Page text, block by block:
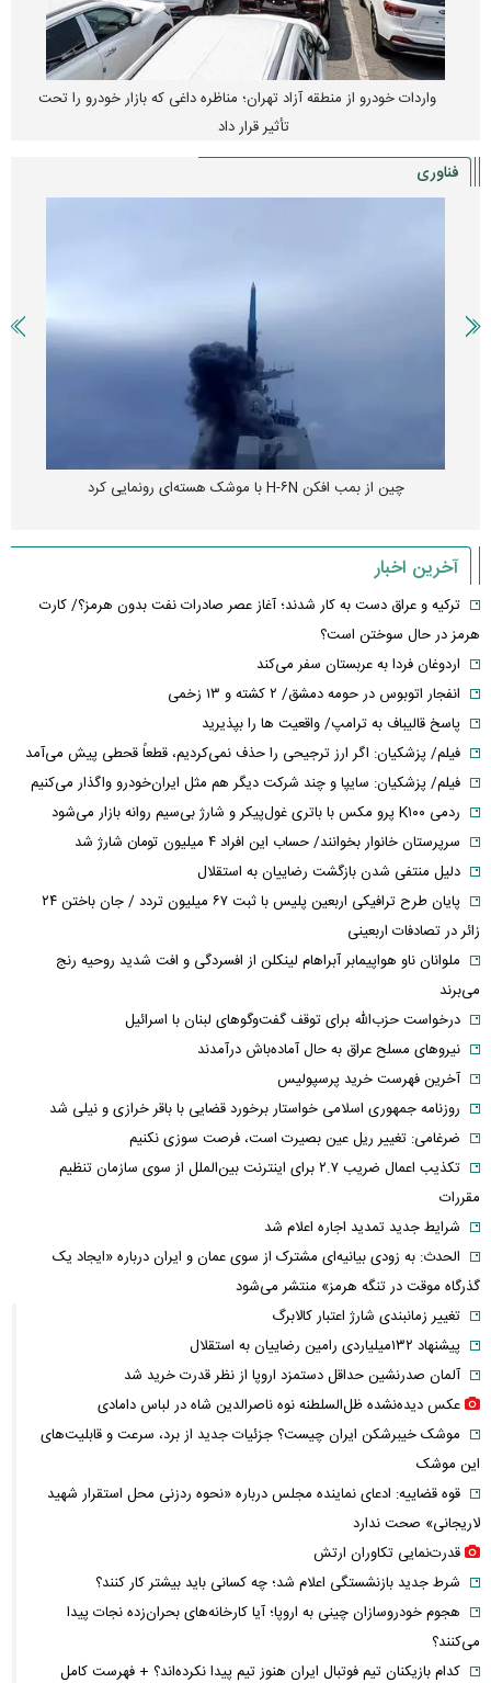
واردات خودرو از منطقه آزاد تهران؛ مناظره داغی که بازار خودرو را تحت
تأثیر قرار داد
فناوری
چین از بمب افکن H-۶N با موشک هسته‌ای رونمایی کرد
آخرین اخبار
ترکیه و عراق دست به کار شدند؛ آغاز عصر صادرات نفت بدون هرمز؟/ کارت
هرمز در حال سوختن است؟
اردوغان فردا به عربستان سفر می‌کند
انفجار اتوبوس در حومه دمشق/ ۲ کشته و ۱۳ زخمی
پاسخ قالیباف به ترامپ/ واقعیت ها را بپذیرید
فیلم/ پزشکیان: اگر ارز ترجیحی را حذف نمی‌کردیم، قطعاً قحطی پیش می‌آمد
فیلم/ پزشکیان: سایپا و چند شرکت دیگر هم مثل ایران‌خودرو واگذار می‌کنیم
ردمی K۱۰۰ پرو مکس با باتری غول‌پیکر و شارژ بی‌سیم روانه بازار می‌شود
سرپرستان خانوار بخوانند/ حساب این افراد ۴ میلیون تومان شارژ شد
دلیل منتفی شدن بازگشت رضاییان به استقلال
پایان طرح ترافیکی اربعین پلیس با ثبت ۶۷ میلیون تردد / جان باختن ۲۴
زائر در تصادفات اربعینی
ملوانان ناو هواپیمابر آبراهام لینکلن از افسردگی و افت شدید روحیه رنج
می‌برند
درخواست حزب‌الله برای توقف گفت‌وگوهای لبنان با اسرائیل
نیروهای مسلح عراق به حال آماده‌باش درآمدند
آخرین فهرست خرید پرسپولیس
روزنامه جمهوری اسلامی خواستار برخورد قضایی با باقر خرازی و نیلی شد
ضرغامی: تغییر ریل عین بصیرت است، فرصت سوزی نکنیم
تکذیب اعمال ضریب ۲.۷ برای اینترنت بین‌الملل از سوی سازمان تنظیم
مقررات
شرایط جدید تمدید اجاره اعلام شد
الحدث: به زودی بیانیه‌ای مشترک از سوی عمان و ایران درباره «ایجاد یک
گذرگاه موقت در تنگه هرمز» منتشر می‌شود
تغییر زمانبندی‌ شارژ اعتبار کالابرگ
پیشنهاد ۱۳۲میلیاردی رامین رضاییان به استقلال
آلمان صدرنشین حداقل دستمزد اروپا از نظر قدرت خرید شد
عکس دیده‌نشده ظل‌السلطنه نوه ناصرالدین شاه در لباس دامادی
موشک خیبرشکن ایران چیست؟ جزئیات جدید از برد، سرعت و قابلیت‌های
این موشک
قوه قضاییه: ادعای نماینده مجلس درباره «نحوه ردزنی محل استقرار شهید
لاریجانی» صحت ندارد
قدرت‌نمایی تکاوران ارتش
شرط جدید بازنشستگی اعلام شد؛ چه کسانی باید بیشتر کار کنند؟
هجوم خودروسازان چینی به اروپا؛ آیا کارخانه‌های بحران‌زده نجات پیدا
می‌کنند؟
کدام بازیکنان تیم فوتبال ایران هنوز تیم پیدا نکرده‌اند؟ + فهرست کامل